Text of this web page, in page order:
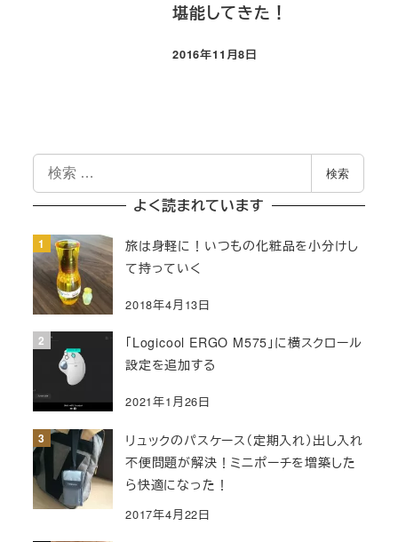
堪能してきた！
投稿日
2016年11月8日
索
検索
よく読まれています
旅は身軽に！いつもの化粧品を小分けし
て持っていく
2018年4月13日
「Logicool ERGO M575」に横スクロール
設定を追加する
2021年1月26日
リュックのパスケース（定期入れ）出し入れ
不便問題が解決！ミニポーチを増築した
ら快適になった！
2017年4月22日